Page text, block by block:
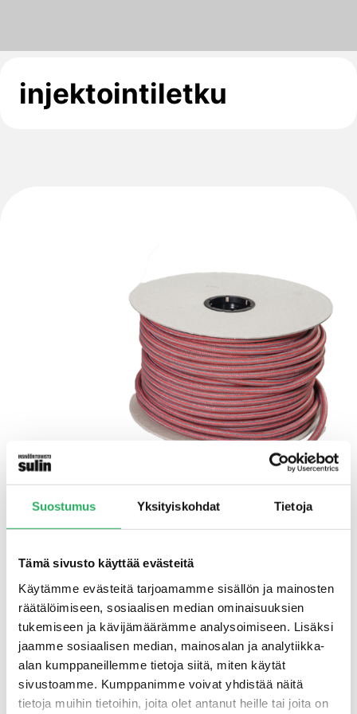
Suostumus Yksityiskohdat Tietoja
Tämä sivusto käyttää evästeitä
Käytämme evästeitä tarjoamamme sisällön ja mainosten
räätälöimiseen, sosiaalisen median ominaisuuksien
tukemiseen ja kävijämäärämme analysoimiseen. Lisäksi
jaamme sosiaalisen median, mainosalan ja analytiikka-
alan kumppaneillemme tietoja siitä, miten käytät
sivustoamme. Kumppanimme voivat yhdistää näitä
tietoja muihin tietoihin, joita olet antanut heille tai joita on
injektointiletku
Max Frank Intec®-
injektointiletku­järjestelmä
Intec® on MAX FRANKin tarjoama
injektointiletkujärjestelmä työsaumoihin. Tuote
kestää hyvin betonoinnin tuomaa painetta, ja
injektiopäät ovat integroituna ja erikseen
merkattuina, jolloin niiden asennus muottiin ja itse